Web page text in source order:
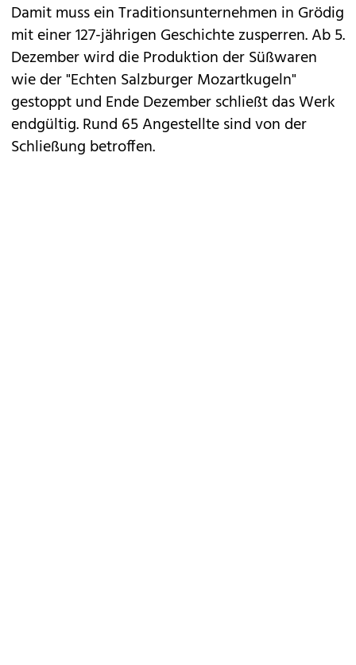
Damit muss ein Traditionsunternehmen in Grödig
mit einer 127-jährigen Geschichte zusperren. Ab 5.
Dezember wird die Produktion der Süßwaren
wie der "Echten Salzburger Mozartkugeln"
gestoppt und Ende Dezember schließt das Werk
endgültig. Rund 65 Angestellte sind von der
Schließung betroffen.